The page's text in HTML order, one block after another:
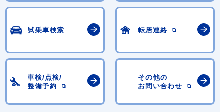
試乗車検索 転居連絡
車検/点検/
整備予約
その他の
お問い合わせ